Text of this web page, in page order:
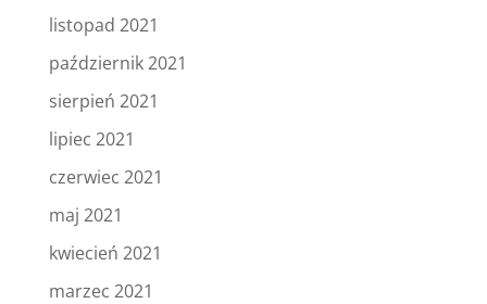
listopad 2021
październik 2021
sierpień 2021
lipiec 2021
czerwiec 2021
maj 2021
kwiecień 2021
marzec 2021